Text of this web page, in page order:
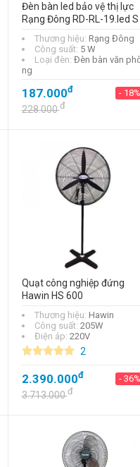
Đèn bàn led bảo vệ thị lực
Rạng Đông RD-RL-19.led S
Thương hiệu: Rạng Đông
Công suất: 5 W
Loại đèn: Đèn bàn văn
ng
187.000đ - 18%
228.000đ
Quạt công nghiệp đứng
Hawin HS 600
Thương hiệu: Hawin
Công suất: 205W
Điện áp: 220V
2
2.390.000đ - 36%
3.713.000đ